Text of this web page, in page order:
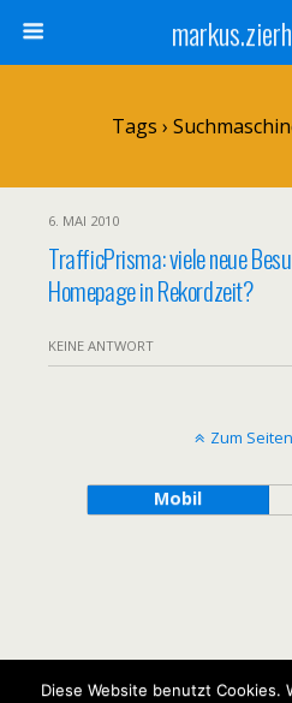
Tags ›
6. MAI 2010
TrafficPrisma: viele neue
Homepage in Rekordzeit?
KEINE ANTWORT
Zum
Mobil
Diese Website benutzt Cookies.